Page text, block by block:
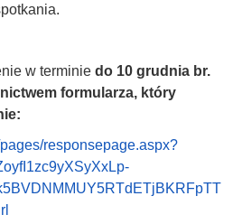
w terminie do 10 grudnia br.
formularza, który
responsepage.aspx?